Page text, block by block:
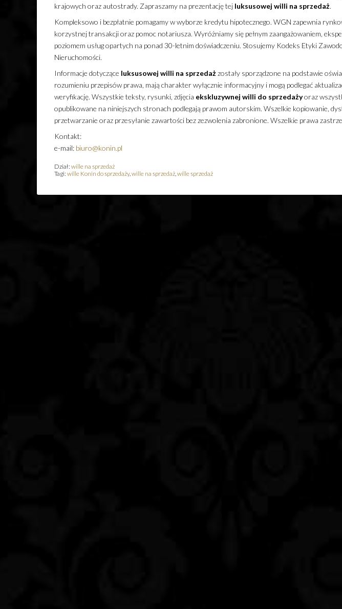
krajowych oraz autostrady. Zapraszamy na prezentację tej luksusowej willi na sprzedaż.
Kompleksowo i bezpłatnie pomagamy w wyborze kredytu hipotecznego. WGN zapewnia
korzystnej transakcji oraz pomoc notariusza. Wyróżniamy się pełnym zaangażowaniem,
poziomem usług opartych na ponad 30-letnim doświadczeniu. Stosujemy Kodeks Etyki
Nieruchomości.
Informacje dotyczące luksusowej willi na sprzedażzostały sporządzone na podstawie
rozumieniu przepisów prawa, mają charakter wyłącznie informacyjny i mogą podlegać
weryfikację. Wszystkie teksty, rysunki, zdjęcia ekskluzywnej willi do sprzedażyoraz
opublikowane na niniejszych stronach podlegają prawom autorskim. Wszelkie kopiowanie,
przetwarzanie oraz przesyłanie zawartości bez zezwolenia zabronione. Wszelkie prawa
Kontakt:
e-mail: biuro@konin.pl
Dział: wille na sprzedaż
Tagi: wille Konin do sprzedaży,wille na sprzedaż,wille sprzedaż